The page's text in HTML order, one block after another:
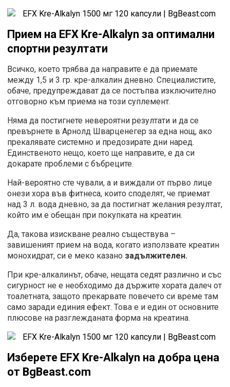
Прием на EFX Kre-Alkalynза оптимални
спортни резултати
Всичко, което трябва да направите е да приемате
между 1,5 и 3 гр. кре-алкалин дневно. Специалистите,
обаче, предупреждават да се постъпва изключително
отговорно към приема на този суплемент.
Няма да постигнете невероятни резултати и да се
превърнете в Арнолд Шварценегер за една нощ, ако
прекалявате системно и предозирате дни наред.
Единственото нещо, което ще направите, е да си
докарате проблеми с бъбреците.
Най-вероятно сте чували, а и виждали от първо лице
онези хора във фитнеса, които споделят, че приемат
над 3 л. вода дневно, за да постигнат желания резултат,
който им е обещан при покупката на креатин.
Да, такова изискване реално съществува –
завишеният прием на вода, когато използвате креатин
монохидрат, си е меко казано задължителен.
При кре-алкалинът, обаче, нещата седят различно и със
сигурност не е необходимо да държите хората далеч от
тоалетната, защото прекарвате повечето си време там
само заради единия ефект. Това е и един от основните
плюсове на разглежданата форма на креатина.
Изберете EFX Kre-Alkalyn на добра цена
от BgBeast.com